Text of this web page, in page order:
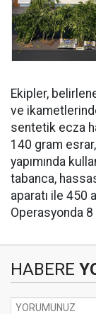
Ekipler,
ve
sentetik ecza
140 gram
yapımında
tabanca,
aparatı ile 450
Operasyonda 8
HABERE